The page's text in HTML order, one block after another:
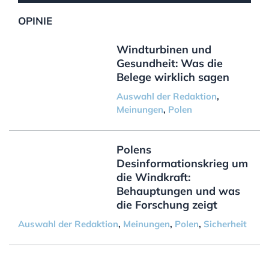
OPINIE
Windturbinen und
Gesundheit: Was die
Belege wirklich sagen
Auswahl der Redaktion,
Meinungen, Polen
Polens
Desinformationskrieg um
die Windkraft:
Behauptungen und was
die Forschung zeigt
Auswahl der Redaktion, Meinungen, Polen, Sicherheit